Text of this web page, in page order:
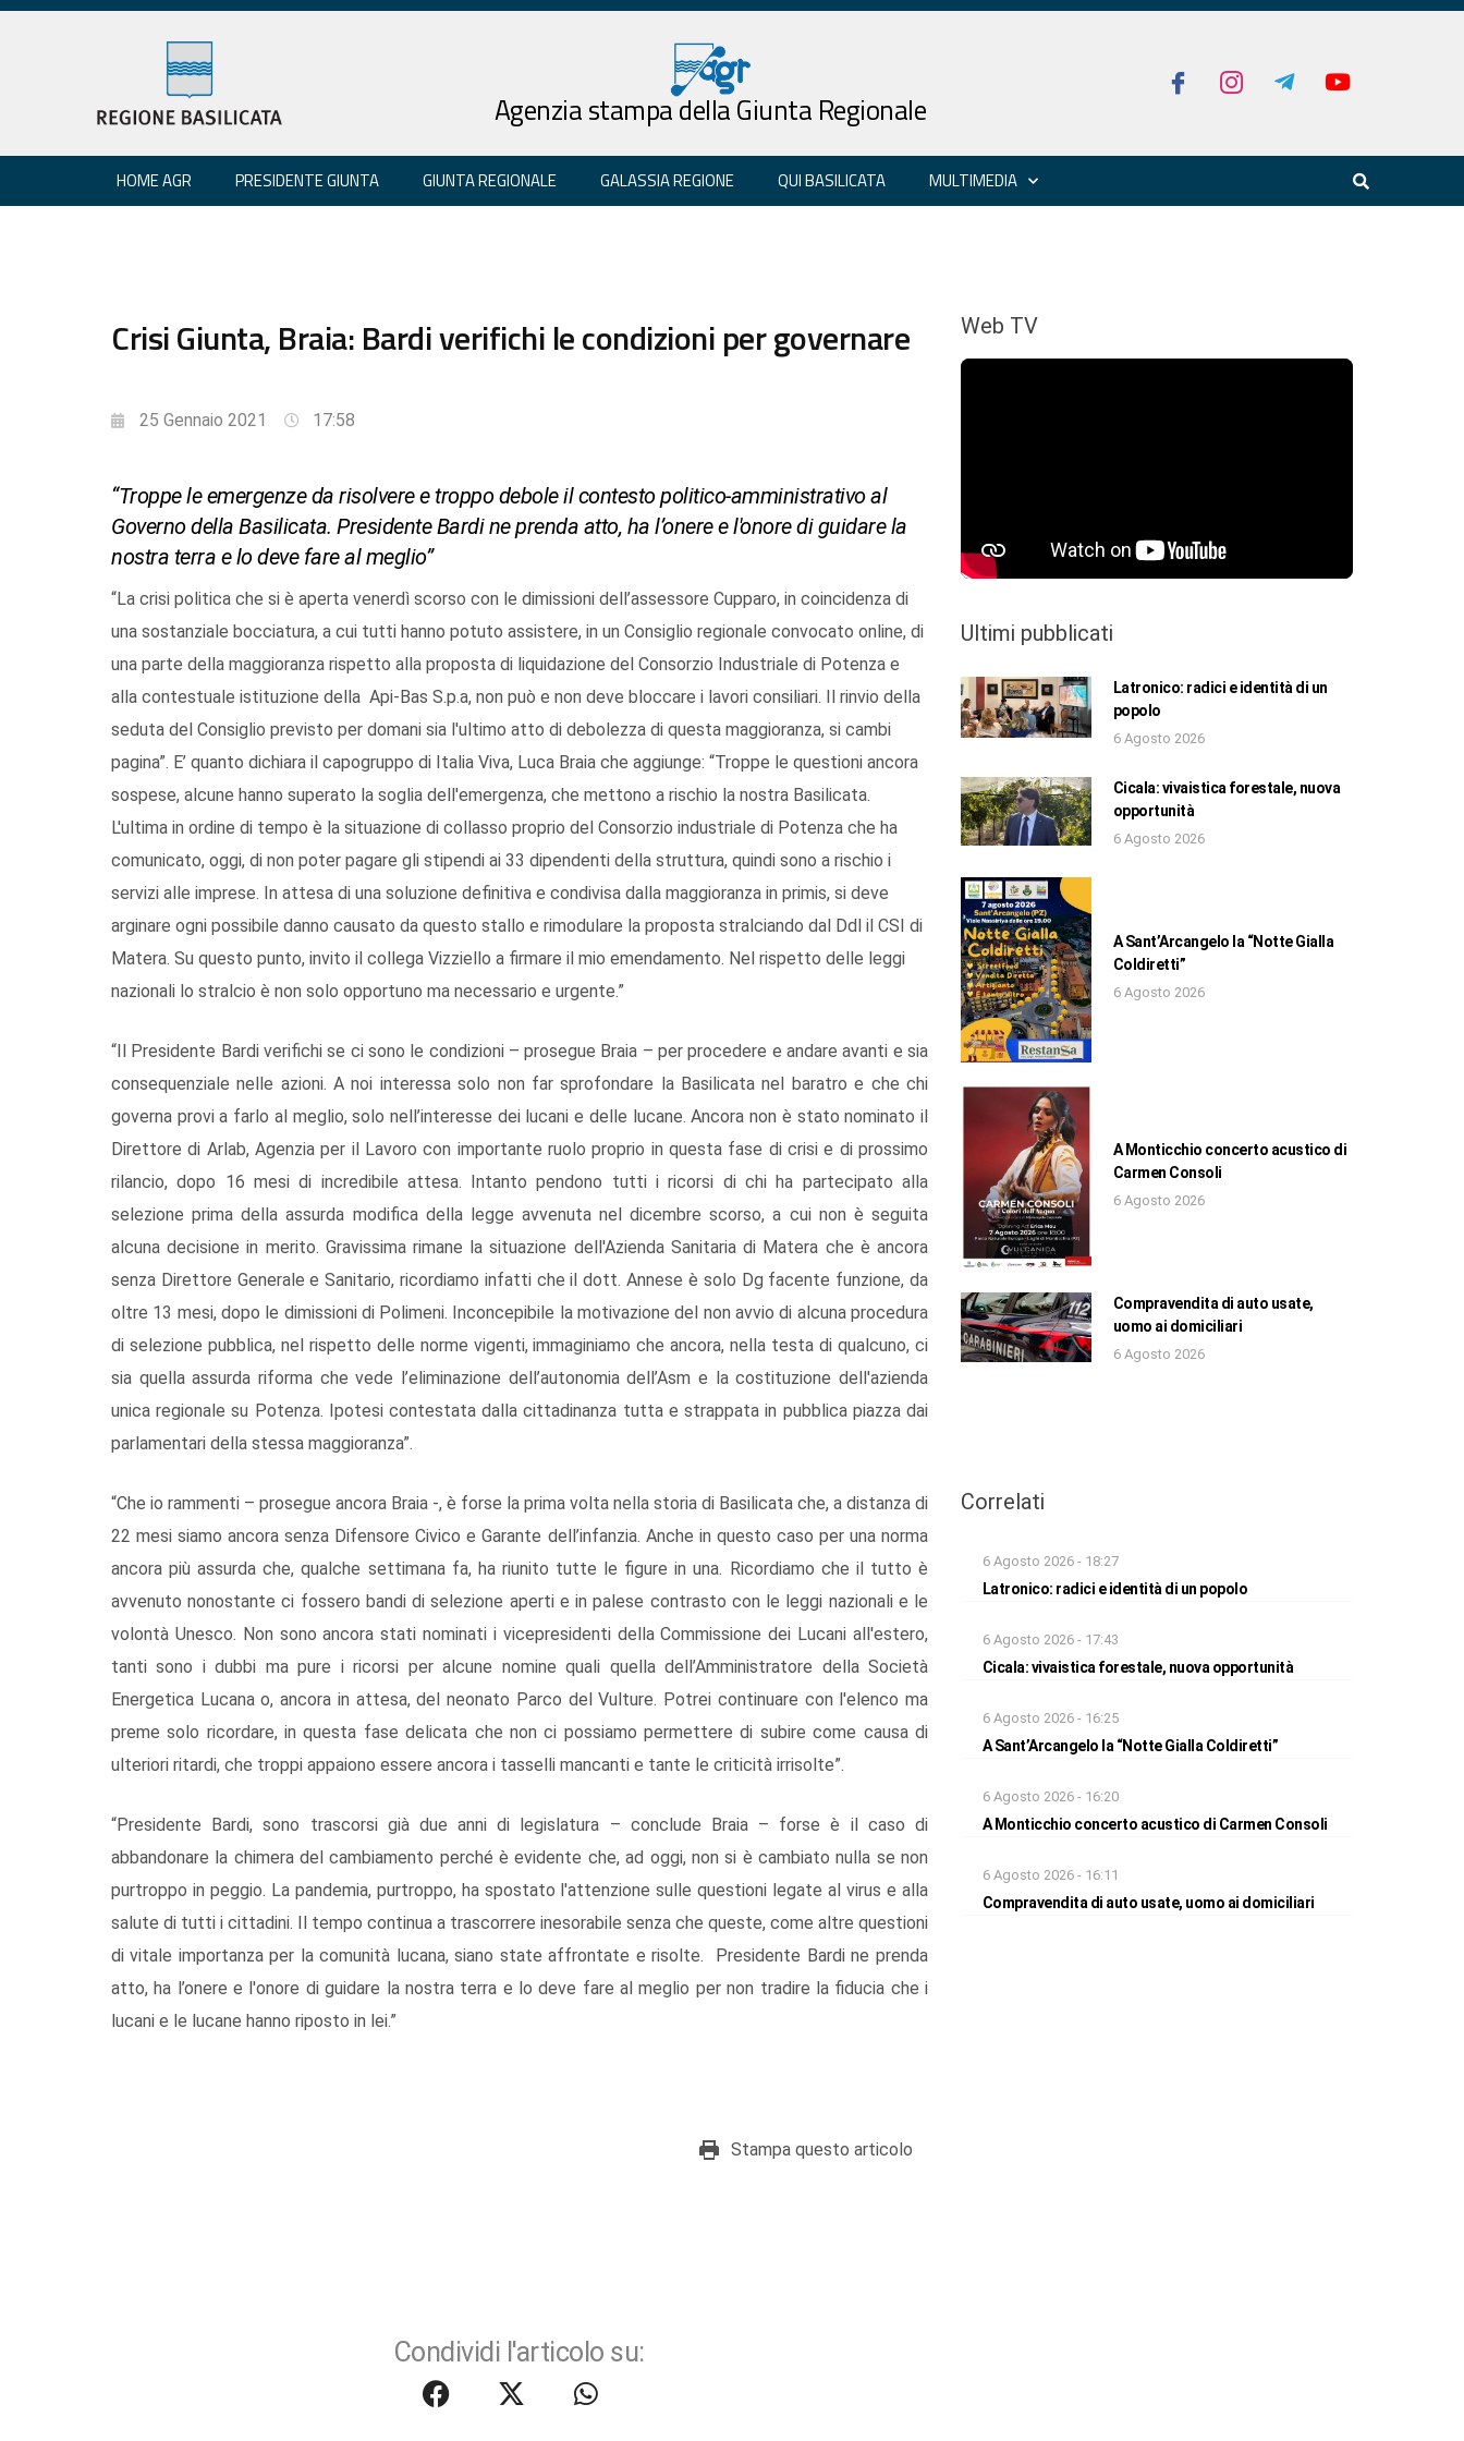
Agenzia stampa della Giunta Regionale
HOME AGR PRESIDENTE GIUNTA GIUNTA REGIONALE GALASSIA REGIONE QUI BASILICATA MULTIMEDIA
Crisi Giunta, Braia: Bardi verifichi le condizioni per governare
25 Gennaio 2021 17:58
“Troppe le emergenze da risolvere e troppo debole il contesto politico-amministrativo al
Governo della Basilicata. Presidente Bardi ne prenda atto, ha l’onere e l'onore di guidare la
nostra terra e lo deve fare al meglio”
“La crisi politica che si è aperta venerdì scorso con le dimissioni dell’assessore Cupparo, in coincidenza di
una sostanziale bocciatura, a cui tutti hanno potuto assistere, in un Consiglio regionale convocato online, di
una parte della maggioranza rispetto alla proposta di liquidazione del Consorzio Industriale di Potenza e
alla contestuale istituzione della Api-Bas S.p.a, non può e non deve bloccare i lavori consiliari. Il rinvio della
seduta del Consiglio previsto per domani sia l'ultimo atto di debolezza di questa maggioranza, si cambi
pagina”. E’ quanto dichiara il capogruppo di Italia Viva, Luca Braia che aggiunge: “Troppe le questioni ancora
sospese, alcune hanno superato la soglia dell'emergenza, che mettono a rischio la nostra Basilicata.
L'ultima in ordine di tempo è la situazione di collasso proprio del Consorzio industriale di Potenza che ha
comunicato, oggi, di non poter pagare gli stipendi ai 33 dipendenti della struttura, quindi sono a rischio i
servizi alle imprese. In attesa di una soluzione definitiva e condivisa dalla maggioranza in primis, si deve
arginare ogni possibile danno causato da questo stallo e rimodulare la proposta stralciando dal Ddl il CSI di
Matera. Su questo punto, invito il collega Vizziello a firmare il mio emendamento. Nel rispetto delle leggi
nazionali lo stralcio è non solo opportuno ma necessario e urgente.”
“Il Presidente Bardi verifichi se ci sono le condizioni – prosegue Braia – per procedere e andare avanti e sia
consequenziale nelle azioni. A noi interessa solo non far sprofondare la Basilicata nel baratro e che chi
governa provi a farlo al meglio, solo nell’interesse dei lucani e delle lucane. Ancora non è stato nominato il
Direttore di Arlab, Agenzia per il Lavoro con importante ruolo proprio in questa fase di crisi e di prossimo
rilancio, dopo 16 mesi di incredibile attesa. Intanto pendono tutti i ricorsi di chi ha partecipato alla
selezione prima della assurda modifica della legge avvenuta nel dicembre scorso, a cui non è seguita
alcuna decisione in merito. Gravissima rimane la situazione dell'Azienda Sanitaria di Matera che è ancora
senza Direttore Generale e Sanitario, ricordiamo infatti che il dott. Annese è solo Dg facente funzione, da
oltre 13 mesi, dopo le dimissioni di Polimeni. Inconcepibile la motivazione del non avvio di alcuna procedura
di selezione pubblica, nel rispetto delle norme vigenti, immaginiamo che ancora, nella testa di qualcuno, ci
sia quella assurda riforma che vede l’eliminazione dell’autonomia dell’Asm e la costituzione dell'azienda
unica regionale su Potenza. Ipotesi contestata dalla cittadinanza tutta e strappata in pubblica piazza dai
parlamentari della stessa maggioranza”.
“Che io rammenti – prosegue ancora Braia -, è forse la prima volta nella storia di Basilicata che, a distanza di
22 mesi siamo ancora senza Difensore Civico e Garante dell’infanzia. Anche in questo caso per una norma
ancora più assurda che, qualche settimana fa, ha riunito tutte le figure in una. Ricordiamo che il tutto è
avvenuto nonostante ci fossero bandi di selezione aperti e in palese contrasto con le leggi nazionali e le
volontà Unesco. Non sono ancora stati nominati i vicepresidenti della Commissione dei Lucani all'estero,
tanti sono i dubbi ma pure i ricorsi per alcune nomine quali quella dell’Amministratore della Società
Energetica Lucana o, ancora in attesa, del neonato Parco del Vulture. Potrei continuare con l'elenco ma
preme solo ricordare, in questa fase delicata che non ci possiamo permettere di subire come causa di
ulteriori ritardi, che troppi appaiono essere ancora i tasselli mancanti e tante le criticità irrisolte”.
“Presidente Bardi, sono trascorsi già due anni di legislatura – conclude Braia – forse è il caso di
abbandonare la chimera del cambiamento perché è evidente che, ad oggi, non si è cambiato nulla se non
purtroppo in peggio. La pandemia, purtroppo, ha spostato l'attenzione sulle questioni legate al virus e alla
salute di tutti i cittadini. Il tempo continua a trascorrere inesorabile senza che queste, come altre questioni
di vitale importanza per la comunità lucana, siano state affrontate e risolte. Presidente Bardi ne prenda
atto, ha l’onere e l'onore di guidare la nostra terra e lo deve fare al meglio per non tradire la fiducia che i
lucani e le lucane hanno riposto in lei.”
Stampa questo articolo
Condividi l'articolo su:
Web TV
Ultimi pubblicati
Latronico: radici e identità di un
popolo
6 Agosto 2026
Cicala: vivaistica forestale, nuova
opportunità
6 Agosto 2026
A Sant’Arcangelo la “Notte Gialla
Coldiretti”
6 Agosto 2026
A Monticchio concerto acustico di
Carmen Consoli
6 Agosto 2026
Compravendita di auto usate,
uomo ai domiciliari
6 Agosto 2026
Correlati
6 Agosto 2026 - 18:27
Latronico: radici e identità di un popolo
6 Agosto 2026 - 17:43
Cicala: vivaistica forestale, nuova opportunità
6 Agosto 2026 - 16:25
A Sant’Arcangelo la “Notte Gialla Coldiretti”
6 Agosto 2026 - 16:20
A Monticchio concerto acustico di Carmen Consoli
6 Agosto 2026 - 16:11
Compravendita di auto usate, uomo ai domiciliari